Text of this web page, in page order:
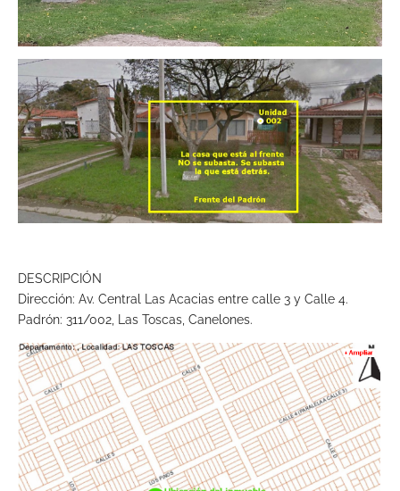
DESCRIPCIÓN
Dirección: Av. Central Las Acacias entre calle 3 y Calle 4.
Padrón: 311/002, Las Toscas, Canelones.